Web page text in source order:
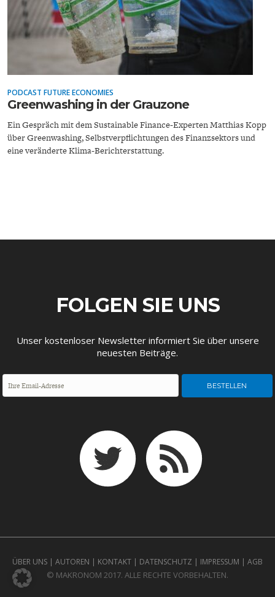
CIRCULAR ECONOMY
ENTWICKLUNGSPOLITIK
PODCAST FUTURE ECONOMIES
Greenwashing in der Grauzone
Ein Gespräch mit dem Sustainable Finance-Experten Matthias Kopp
über Greenwashing, Selbstverpflichtungen des Finanzsektors und
eine veränderte Klima-Berichterstattung.
FOLGEN SIE UNS
Unser kostenloser Newsletter informiert Sie über unsere
neuesten Beiträge.
ÜBER UNS | AUTOREN | KONTAKT | DATENSCHUTZ | IMPRESSUM | AGB
© MAKRONOM 2017. ALLE RECHTE VORBEHALTEN.